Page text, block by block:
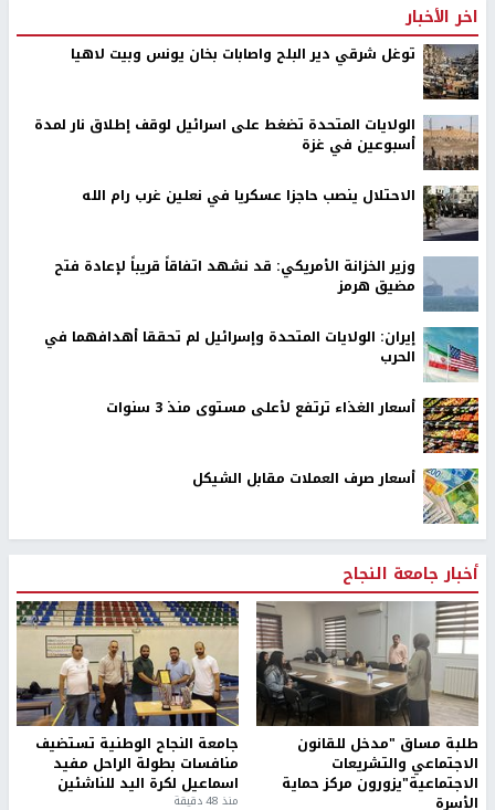
اخر الأخبار
توغل شرقي دير البلح واصابات بخان يونس وبيت لاهيا
الولايات المتحدة تضغط على اسرائيل لوقف إطلاق نار لمدة
أسبوعين في غزة
الاحتلال ينصب حاجزا عسكريا في نعلين غرب رام الله
وزير الخزانة الأمريكي: قد نشهد اتفاقاً قريباً لإعادة فتح
مضيق هرمز
إيران: الولايات المتحدة وإسرائيل لم تحققا أهدافهما في
الحرب
أسعار الغذاء ترتفع لأعلى مستوى منذ 3 سنوات
أسعار صرف العملات مقابل الشيكل
أخبار جامعة النجاح
طلبة مساق "مدخل للقانون
الاجتماعي والتشريعات
الاجتماعية"يزورون مركز حماية
الأسرة
جامعة النجاح الوطنية تستضيف
منافسات بطولة الراحل مفيد
اسماعيل لكرة اليد للناشئين
منذ 48 دقيقة